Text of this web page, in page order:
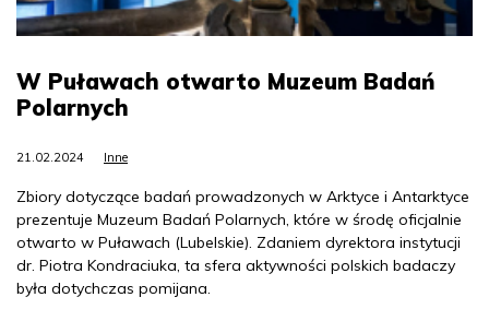
W Puławach otwarto Muzeum Badań
Polarnych
21.02.2024 Inne
Zbiory dotyczące badań prowadzonych w Arktyce i Antarktyce
prezentuje Muzeum Badań Polarnych, które w środę oficjalnie
otwarto w Puławach (Lubelskie). Zdaniem dyrektora instytucji
dr. Piotra Kondraciuka, ta sfera aktywności polskich badaczy
była dotychczas pomijana.